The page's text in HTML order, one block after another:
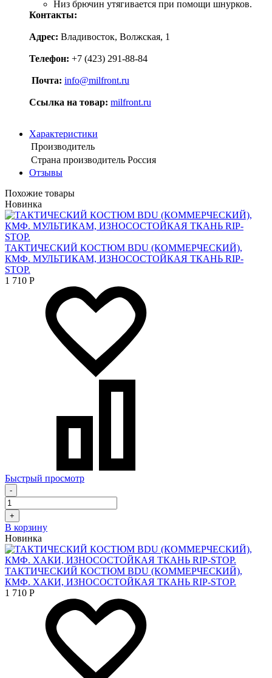
Низ брючин утягивается при помощи шнурков.
Контакты:
Адрес: Владивосток, Волжская, 1
Телефон: +7 (423) 291-88-84
Почта: info@milfront.ru
Ссылка на товар: milfront.ru
Характеристики
Производитель
Страна производитель Россия
Отзывы
Похожие товары
Новинка
ТАКТИЧЕСКИЙ КОСТЮМ BDU (КОММЕРЧЕСКИЙ),
КМФ. МУЛЬТИКАМ, ИЗНОСОСТОЙКАЯ ТКАНЬ RIP-
STOP.
1 710 Р
Быстрый просмотр
-
+
В корзину
Новинка
ТАКТИЧЕСКИЙ КОСТЮМ BDU (КОММЕРЧЕСКИЙ),
КМФ. ХАКИ, ИЗНОСОСТОЙКАЯ ТКАНЬ RIP-STOP.
1 710 Р